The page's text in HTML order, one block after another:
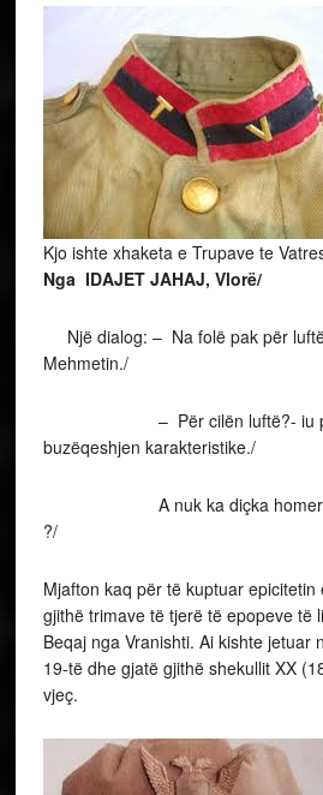
Kjo ishte xhaketa e Trupave te
Nga IDAJET JAHAJ, Vlorë/
Një dialog: – Na folë pak për
Mehmetin./
– Për cilën luftë?- iu
buzëqeshjen karakteristike./
A nuk ka diçka homerike
?/
Mjafton kaq për të kuptuar epicitetin
gjithë trimave të tjerë të epopeve të
Beqaj nga Vranishti. Ai kishte jetuar
19-të dhe gjatë gjithë shekullit XX
vjeç.